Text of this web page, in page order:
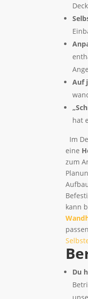
Auf
hat
Im
eine
zum
kann
Du